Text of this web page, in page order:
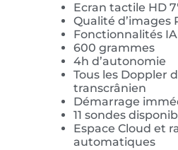
Ecran tactile HD
Qualité d’images
Fonctionnalités IA
600 grammes
4h d’autonomie
Tous les Doppler
transcrânien
Démarrage
11 sondes
Espace Cloud et
automatiques